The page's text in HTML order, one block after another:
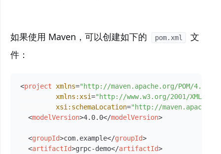
如果使用 Maven，可以创建如下的 pom.xml
文
件：
<project xmlns="http://maven.apache.org/POM/4.0.0"
xmlns:xsi="http://www.w3.org/2001/
xsi:schemaLocation="http://
<modelVersion>4.0.0</modelVersion>
<groupId>com.example</groupId>
<artifactId>grpc-demo</artifactId>